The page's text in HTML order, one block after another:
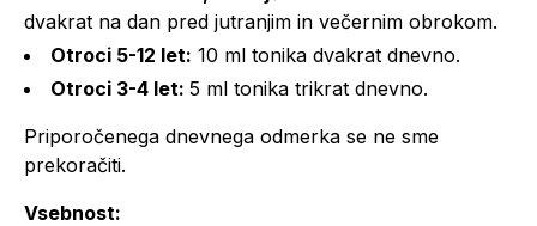
dvakrat na dan pred jutranjim in večernim obrokom.
Otroci 5-12 let: 10 ml tonika dvakrat dnevno.
Otroci 3-4 let: 5 ml tonika trikrat dnevno.
Priporočenega dnevnega odmerka se ne sme
prekoračiti.
Vsebnost: